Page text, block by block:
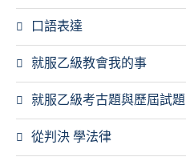
口語表達
就服乙級教會我的事
就服乙級考古題與歷屆試題
從判決 學法律